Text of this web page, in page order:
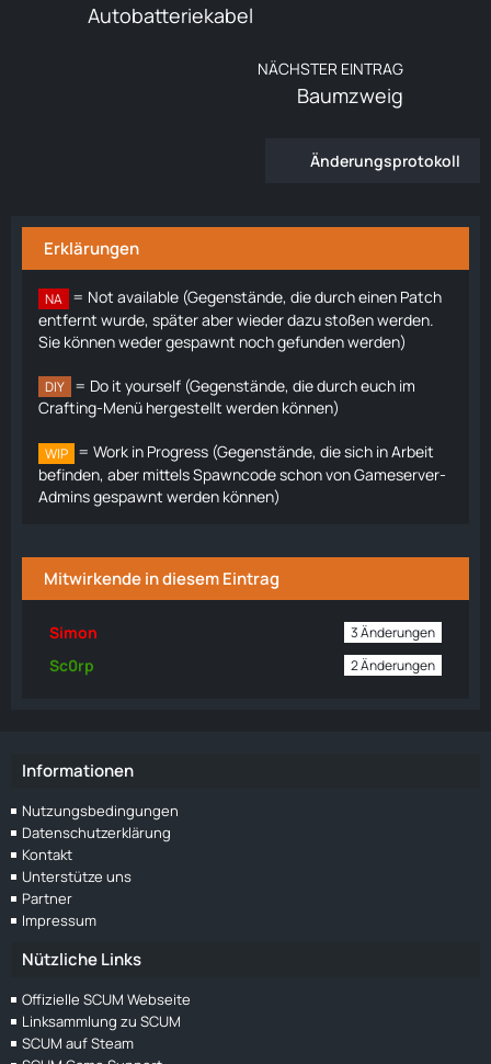
Autobatteriekabel
NÄCHSTER EINTRAG
Baumzweig
Änderungsprotokoll
Erklärungen
NA = Not available (Gegenstände, die durch einen Patch
entfernt wurde, später aber wieder dazu stoßen werden.
Sie können weder gespawnt noch gefunden werden)
DIY = Do it yourself (Gegenstände, die durch euch im
Crafting-Menü hergestellt werden können)
WIP = Work in Progress (Gegenstände, die sich in Arbeit
befinden, aber mittels Spawncode schon von Gameserver-
Admins gespawnt werden können)
Mitwirkende in diesem Eintrag
Simon 3 Änderungen
Sc0rp 2 Änderungen
Informationen
Nutzungsbedingungen
Datenschutzerklärung
Kontakt
Unterstütze uns
Partner
Impressum
Nützliche Links
Offizielle SCUM Webseite
Linksammlung zu SCUM
SCUM auf Steam